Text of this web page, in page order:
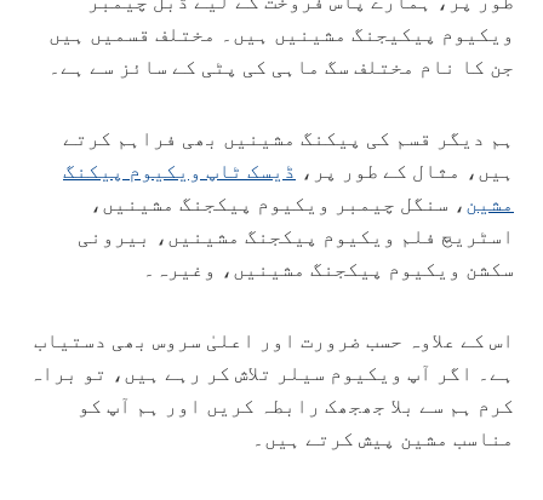
ویکیوم پیکیجنگ مشینیں ہیں۔ مختلف قسمیں ہیں
جن کا نام مختلف سگ ماہی کی پٹی کے سائز سے ہے۔
ہم دیگر قسم کی پیکنگ مشینیں بھی فراہم کرتے
ہیں، مثال کے طور پر، ڈیسک ٹاپ ویکیوم پیکنگ
مشین ، سنگل چیمبر ویکیوم پیکجنگ مشینیں،
اسٹریچ فلم ویکیوم پیکجنگ مشینیں، بیرونی
سکشن ویکیوم پیکجنگ مشینیں، وغیرہ۔
اس کے علاوہ حسب ضرورت اور اعلیٰ سروس بھی دستیاب
ہے۔ اگر آپ ویکیوم سیلر تلاش کر رہے ہیں، تو براہ
کرم ہم سے بلا جھجھک رابطہ کریں اور ہم آپ کو
مناسب مشین پیش کرتے ہیں۔